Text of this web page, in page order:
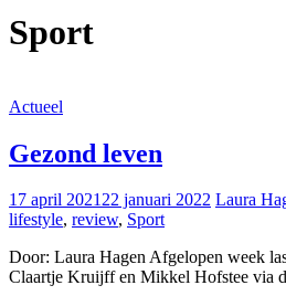
Sport
Actueel
Gezond leven
17 april 202122 januari 2022 Laura
lifestyle, review, Sport
Door: Laura Hagen Afgelopen week
Claartje Kruijff en Mikkel Hofstee via